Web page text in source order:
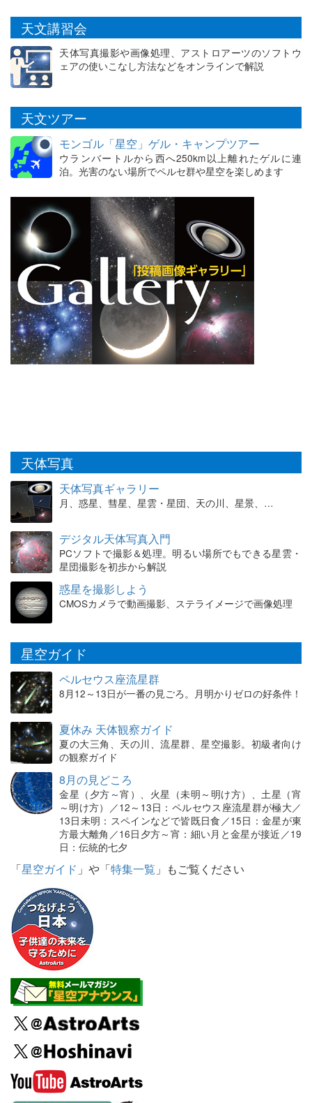
天文講習会
天体写真撮影や画像処理、アストロアーツのソフトウ
ェアの使いこなし方法などをオンラインで解説
天文ツアー
モンゴル「星空」ゲル・キャンプツアー
ウランバートルから西へ250km以上離れたゲルに連
泊。光害のない場所でペルセ群や星空を楽しめます
天体写真
天体写真ギャラリー
月、惑星、彗星、星雲・星団、天の川、星景、…
デジタル天体写真入門
PCソフトで撮影＆処理。明るい場所でもできる星雲・
星団撮影を初歩から解説
惑星を撮影しよう
CMOSカメラで動画撮影、ステライメージで画像処理
星空ガイド
ペルセウス座流星群
8月12～13日が一番の見ごろ。月明かりゼロの好条件！
夏休み 天体観察ガイド
夏の大三角、天の川、流星群、星空撮影。初級者向け
の観察ガイド
8月の見どころ
金星（夕方～宵）、火星（未明～明け方）、土星（宵
～明け方）／12～13日：ペルセウス座流星群が極大／
13日未明：スペインなどで皆既日食／15日：金星が東
方最大離角／16日夕方～宵：細い月と金星が接近／19
日：伝統的七夕
「星空ガイド 」や「特集一覧 」もご覧ください